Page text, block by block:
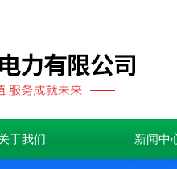
于我们 新闻中